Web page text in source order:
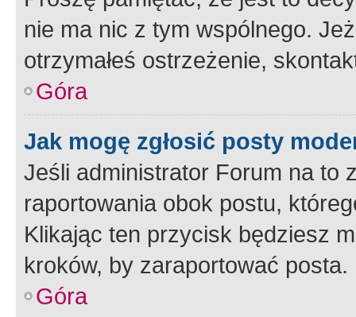
nie ma nic z tym wspólnego.
otrzymałeś ostrzeżenie,
Góra
Jak mogę zgłosić posty
Jeśli administrator Forum na to
raportowania obok postu,
Klikając ten przycisk będziesz
kroków, by zaraportować posta.
Góra